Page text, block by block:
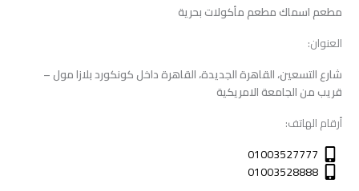
مطعم اسماك مطعم مأكولات بحرية
العنوان:
شارع التسعين، القاهرة الجديدة، القاهرة داخل كونكورد بلازا مول –
قريب من الجامعة الامريكية
أرقام الهاتف:
01003527777
01003528888